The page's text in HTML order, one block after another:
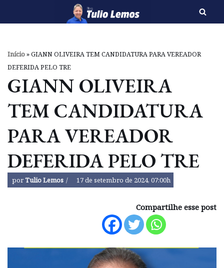
o
conteúdo
Início»GIANN OLIVEIRA TEM CANDIDATURA PARA VEREADOR
DEFERIDA PELO TRE
GIANN OLIVEIRA
TEM CANDIDATURA
PARA VEREADOR
DEFERIDA PELO TRE
porTulio Lemos 17 de setembro de 2024, 07:00h
Compartilhe esse post